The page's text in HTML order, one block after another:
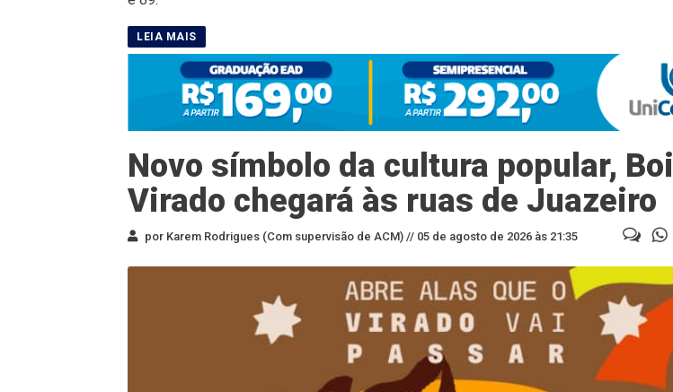
Novo símbolo da cultura popular, Boi
Virado chegará às ruas de Juazeiro
por Karem Rodrigues (Com supervisão de ACM) // 05 de agosto de 2026 às 21:35